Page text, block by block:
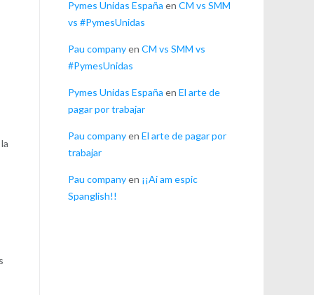
Pymes Unidas España en CM vs SMM
vs #PymesUnidas
Pau companyen CM vs SMM vs
#PymesUnidas
Pymes Unidas España en El arte de
pagar por trabajar
Pau companyen El arte de pagar por
trabajar
Pau companyen ¡¡Ai am espic
Spanglish!!